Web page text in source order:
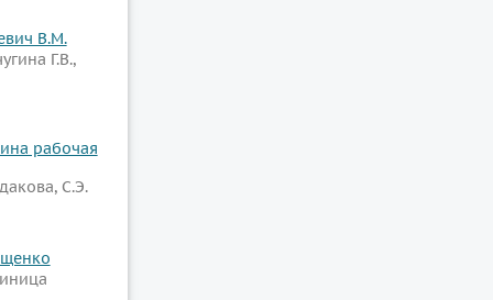
В.М.
Г.В.,
рабочая
С.Э.